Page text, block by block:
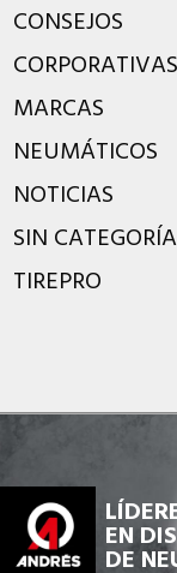
CONSEJOS
CORPORATIVAS
MARCAS
NEUMÁTICOS
NOTICIAS
SIN CATEGORÍA
TIREPRO
EN
DE